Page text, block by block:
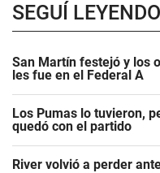
SEGUÍ LEYENDO
San Martín festejó y los
les fue en el Federal A
Los Pumas lo tuvieron,
quedó con el partido
River volvió a perder